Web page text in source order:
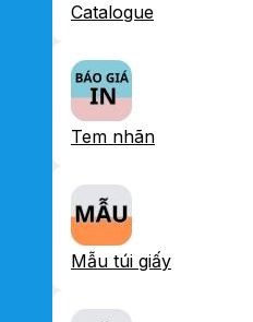
Catalogue
Tem nhãn
Mẫu túi giấy